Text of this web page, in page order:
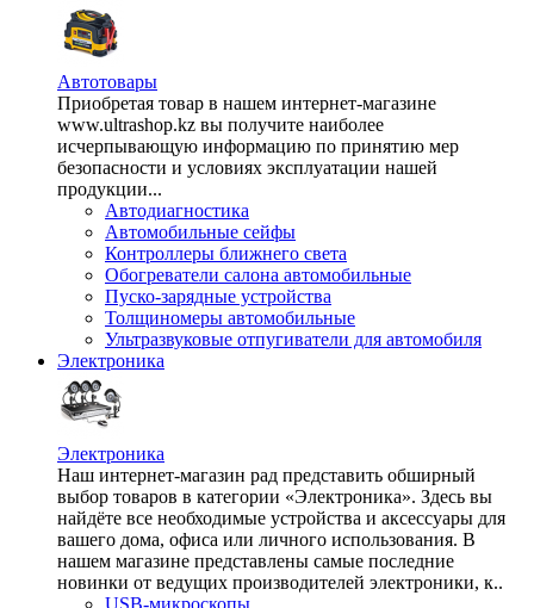
Автотовары
Приобретая товар в нашем интернет-магазине
www.ultrashop.kz вы получите наиболее
исчерпывающую информацию по принятию мер
безопасности и условиях эксплуатации нашей
продукции...
Автодиагностика
Автомобильные сейфы
Контроллеры ближнего света
Обогреватели салона автомобильные
Пуско-зарядные устройства
Толщиномеры автомобильные
Ультразвуковые отпугиватели для автомобиля
Электроника
Электроника
Наш интернет-магазин рад представить обширный
выбор товаров в категории «Электроника». Здесь вы
найдёте все необходимые устройства и аксессуары для
вашего дома, офиса или личного использования. В
нашем магазине представлены самые последние
новинки от ведущих производителей электроники, к..
USB-микроскопы